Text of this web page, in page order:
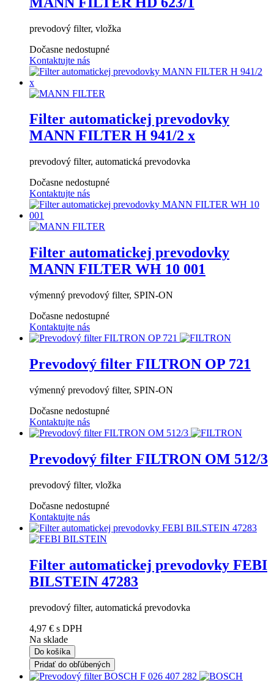
prevodový filter, vložka
Dočasne nedostupné
Kontaktujte nás
Filter automatickej prevodovky
MANN FILTER H 941/2 x
prevodový filter, automatická prevodovka
Dočasne nedostupné
Kontaktujte nás
Filter automatickej prevodovky
MANN FILTER WH 10 001
výmenný prevodový filter, SPIN-ON
Dočasne nedostupné
Kontaktujte nás
Prevodový filter FILTRON OP 721
výmenný prevodový filter, SPIN-ON
Dočasne nedostupné
Kontaktujte nás
Prevodový filter FILTRON OM 512/3
prevodový filter, vložka
Dočasne nedostupné
Kontaktujte nás
Filter automatickej prevodovky FEBI
BILSTEIN 47283
prevodový filter, automatická prevodovka
4,97 € s DPH
Na sklade
Do košíka
Pridať do obľúbených